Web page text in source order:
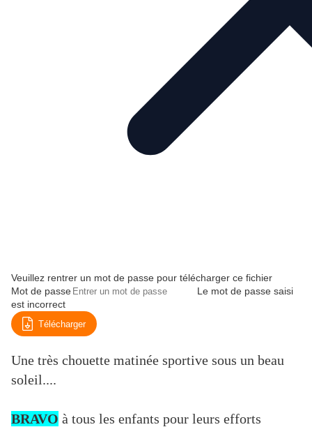
Veuillez rentrer un mot de passe pour télécharger ce fichier
Mot de passe
Le mot de passe saisi
est incorrect
Télécharger
Une très chouette matinée sportive sous un beau
soleil....
BRAVO à tous les enfants pour leurs efforts